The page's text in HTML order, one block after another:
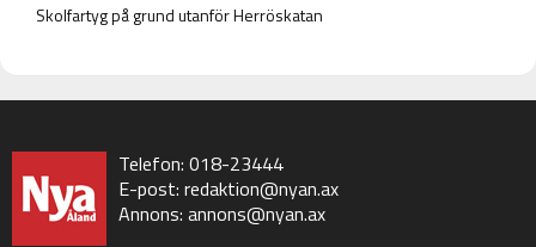
Skolfartyg på grund utanför Herröskatan
Telefon: 018-23444
E-post: redaktion@nyan.ax
Annons: annons@nyan.ax